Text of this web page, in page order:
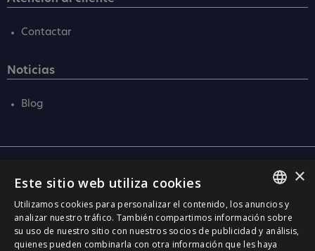
Contactar
Noticias
Blog
Central
08290 Cerdanyola Vallès
Barcelona (Spain)
SPANISH
CATALÀ
×
Este sitio web utiliza cookies
Utilizamos cookies para personalizar el contenido, los anuncios y
analizar nuestro tráfico. También compartimos información sobre
su uso de nuestro sitio con nuestros socios de publicidad y análisis,
quienes pueden combinarla con otra información que les haya